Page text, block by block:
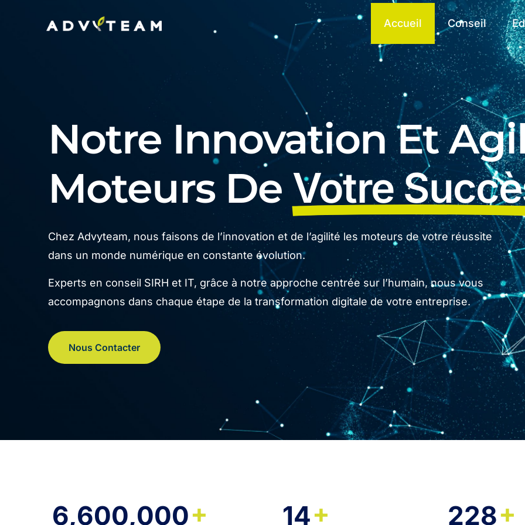
Accueil Conseil
Notre Innovation Et
Moteurs De Votre
Chez Advyteam, nous faisons de l’innovation et de l’agilité les moteurs de votre réussite
dans un monde numérique en constante évolution.
Experts en conseil SIRH et IT, grâce à notre approche centrée sur l’humain, nous vous
accompagnons dans chaque étape de la transformation digitale de votre entreprise.
Nous Contacter
6,600,000+ 14+ 228+